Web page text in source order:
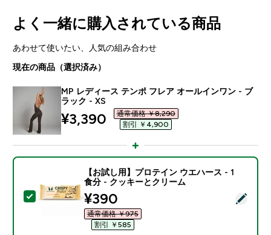
よく一緒に購入されている商品
あわせて使いたい、人気の組み合わせ
現在の商品（選択済み）
MP レディース テンポ フレア オールインワン - ブ
ラック - XS
discounted price
¥3,390‎
通常価格 ￥8,290‎
割引 ￥4,900‎
この商品を選択 - 【お試し用】プロテイン ウエハー
【お試し用】プロテイン ウエハース - 1
食分 - クッキーとクリーム
discounted price
¥390‎
通常価格 ￥975‎
割引 ￥585‎